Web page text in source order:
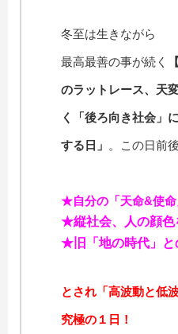
冬至は生きながら
最高最善の事が続く
のラットレース、天
く「後ろ向き社会」
する日」 。この日前
★自分の「天命&使命
★縦社会、人の顔色
★旧「地の時代」と
とされ「高波動と低
究極の１日！